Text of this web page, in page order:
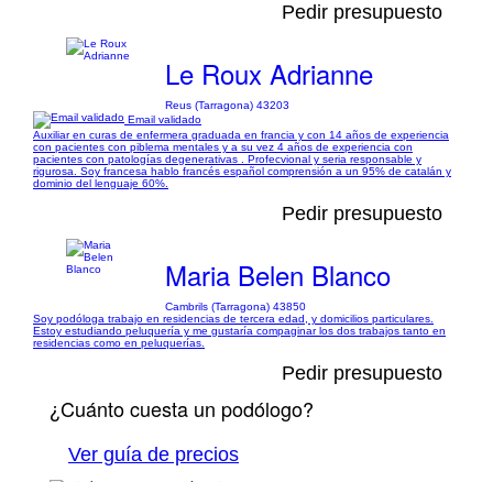
Pedir presupuesto
Le Roux Adrianne
Reus (Tarragona) 43203
Email validado
Auxiliar en curas de enfermera graduada en francia y con 14 años de experiencia
con pacientes con piblema mentales y a su vez 4 años de experiencia con
pacientes con patologías degenerativas . Profecvional y seria responsable y
rigurosa. Soy francesa hablo francés español comprensión a un 95% de catalán y
dominio del lenguaje 60%.
Pedir presupuesto
Maria Belen Blanco
Cambrils (Tarragona) 43850
Soy podóloga trabajo en residencias de tercera edad, y domicilios particulares.
Estoy estudiando peluquería y me gustaría compaginar los dos trabajos tanto en
residencias como en peluquerías.
Pedir presupuesto
¿Cuánto cuesta un podólogo?
Ver guía de precios